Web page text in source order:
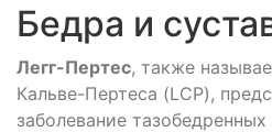
Бедра и
Легг-Пертес, также
Кальве-Пертеса (LCP),
заболевание